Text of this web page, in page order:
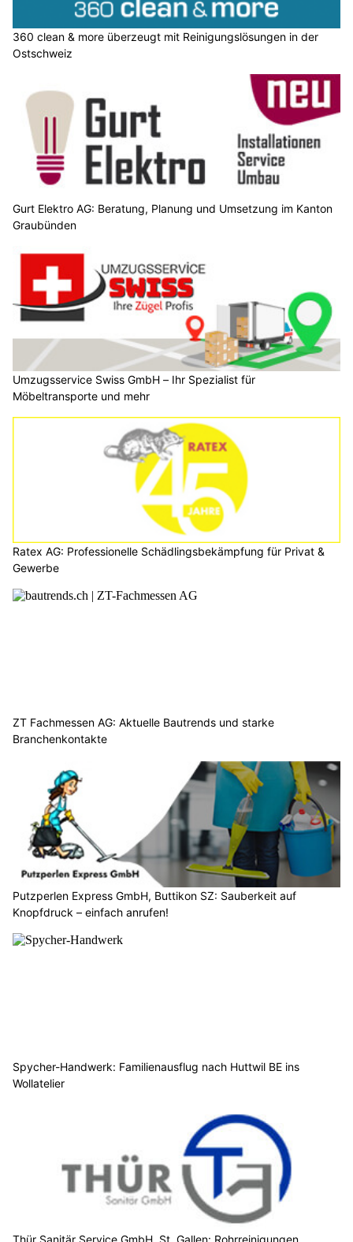
360 clean & more überzeugt mit Reinigungslösungen in der
Ostschweiz
Gurt Elektro AG: Beratung, Planung und Umsetzung im Kanton
Graubünden
Umzugsservice Swiss GmbH – Ihr Spezialist für
Möbeltransporte und mehr
Ratex AG: Professionelle Schädlingsbekämpfung für Privat &
Gewerbe
ZT Fachmessen AG: Aktuelle Bautrends und starke
Branchenkontakte
Putzperlen Express GmbH, Buttikon SZ: Sauberkeit auf
Knopfdruck – einfach anrufen!
Spycher-Handwerk: Familienausflug nach Huttwil BE ins
Wollatelier